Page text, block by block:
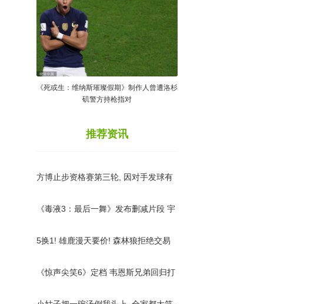
《死或生：维纳斯璀璨假期》制作人曾遭洛杉
矶警方持枪指对
推荐资讯
方博止步资格赛第三轮, 因对手发球有
《毒液3：最后一舞》发布删减片段 宇
5换1! 雄鹿漫天要价! 森林狼拒绝交易
《惊声尖笑6》定档 韦恩斯兄弟回归打